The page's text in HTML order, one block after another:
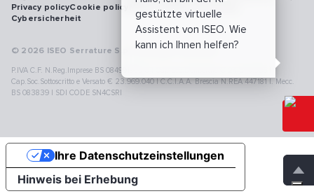
gestützte virtuelle
Assistent von ISEO. Wie
kann ich Ihnen helfen?
© 2026 ISEO Serrature S.p.A. All right reserved
P.IVA C.F. N.Reg.Imprese BS 08499190018 | Cap.Soc.Deliberato € 24.340.965 |
Cap.Soc.Sottoscritto e Versato € 23.969.040 | C.C.I.A.A. Brescia N.REA 447181 |. Mecc.
BS 083839 | SDI CODE SN4CSRI
Privacy policyCookie policy
Cybersicherheit
Hinweis bei Erhebung
Ihre Datenschutzeinstellungen